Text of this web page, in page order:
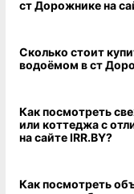
ст Дорожнике на
Сколько стоит купить
водоёмом в ст
Как посмотреть
или коттеджа с отличным ремонтом в ст Дорожнике
на сайте IRR.BY?
Как посмотреть